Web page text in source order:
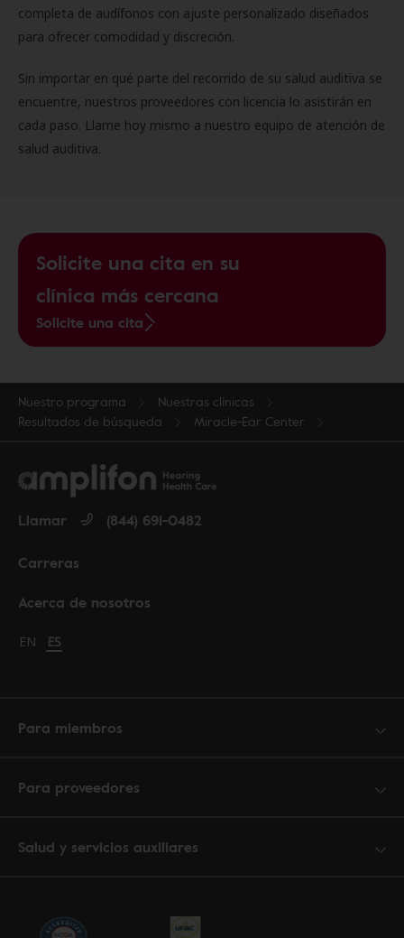
completa de audífonos con ajuste personalizado diseñados
para ofrecer comodidad y discreción.
Sin importar en qué parte del recorrido de su salud auditiva se
encuentre, nuestros proveedores con licencia lo asistirán en
cada paso. Llame hoy mismo a nuestro equipo de atención de
salud auditiva.
Solicite una cita en su
clínica más cercana
Solicite una cita
Nuestro programa
Nuestras clínicas
Resultados de búsqueda
Miracle-Ear Center
Acerca de nosotros
Carreras
Llamar (844) 691-0482
Change language to English
EN Cambiar idioma a español
ES
Para miembros
Para proveedores
Salud y servicios auxiliares